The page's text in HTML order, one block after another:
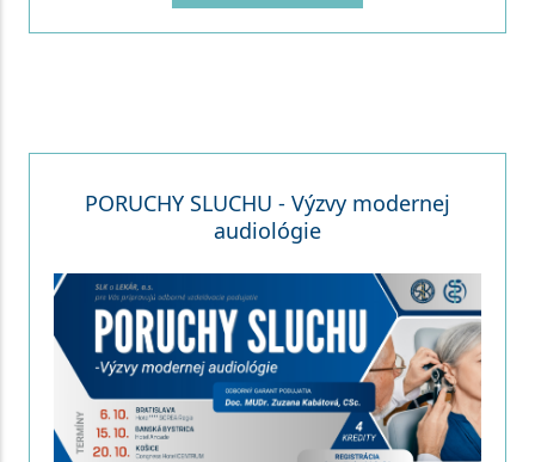
PORUCHY SLUCHU - Výzvy modernej
audiológie